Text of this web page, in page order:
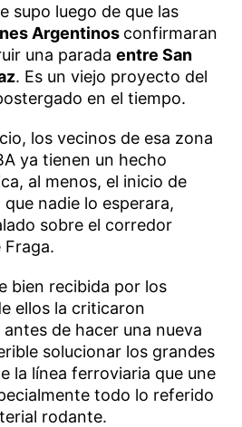
supo luego de que las
Argentinos confirmaran
una parada entre San
. Es un viejo proyecto del
en el tiempo.
los vecinos de esa zona
ya tienen un hecho
al menos, el inicio de
nadie lo esperara,
sobre el corredor
Fraga.
bien recibida por los
ellos la criticaron
de hacer una nueva
solucionar los grandes
la línea ferroviaria que une
todo lo referido
rodante.